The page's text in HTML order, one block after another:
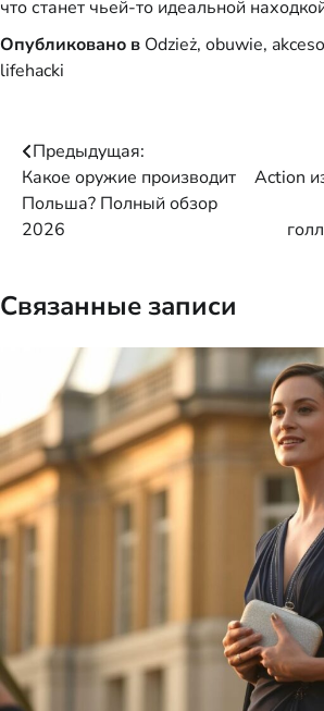
что станет чьей-то идеальной
Опубликовано в Odzież, obuwie,
lifehacki
Навигация
по
записям
Предыдущая:
Какое оружие производит
Польша? Полный обзор
2026
Action
Связанные записи